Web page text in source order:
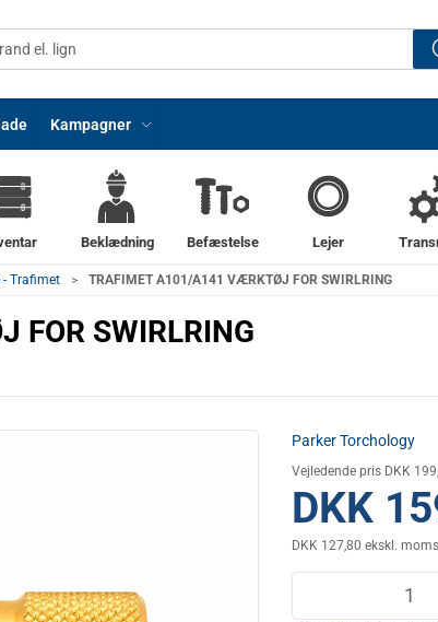
Kampagner
Beklædning Befæstelse Lejer
- Trafimet TRAFIMET A101/A141 VÆRKTØJ FOR SWIRLRING
SWIRLRING
Parker Torchology
Vejledende pris DKK
DKK
DKK 127,80 ekskl. moms